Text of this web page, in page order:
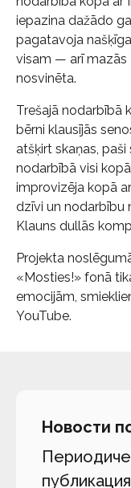
iepazina dažādo
pagatavoja
visam — arī mazās
nosvinēta.
Trešajā nodarbībā
bērni klausījās
atšķirt skaņas,
nodarbībā visi
improvizēja kopā
dzīvi un nodarbību
Klauns dullās
Projekta
«Mosties!» fonā
emocijām,
YouTube.
Новости